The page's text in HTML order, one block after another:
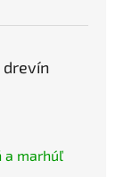
drevín
a marhúľ